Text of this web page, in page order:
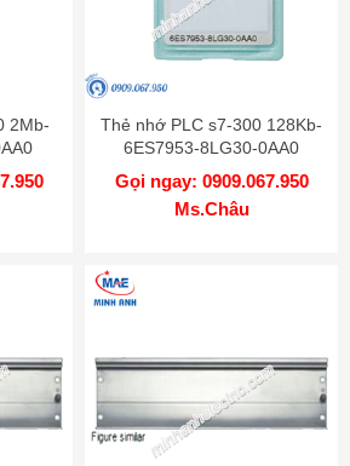
2Mb-
Thẻ nhớ PLC s7-300 128Kb-
6ES7953-8LG30-0AA0
Gọi ngay: 0909.067.950
Ms.Châu